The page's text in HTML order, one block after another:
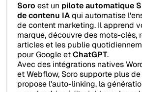
Soro est un pilote automatique
de contenu IAqui automatise
de content marketing. Il apprend
marque, découvre des mots-clés,
articles et les publie
pour Google etChatGPT.
Avec des intégrations natives
et Webflow, Soro supporte plus
propose l'auto-linking, la